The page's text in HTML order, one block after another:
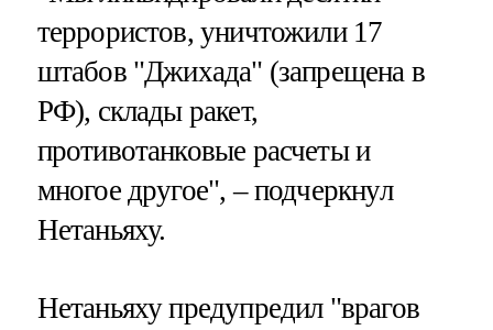
террористов, уничтожили 17
штабов "Джихада" (запрещена в
РФ), склады ракет,
противотанковые расчеты и
многое другое", – подчеркнул
Нетаньяху.
Нетаньяху предупредил "врагов